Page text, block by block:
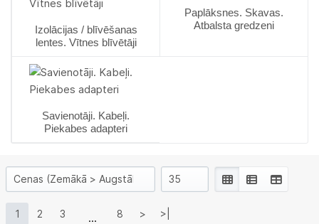
Izolācijas / blīvēšanas
lentes. Vītnes blīvētāji
Paplāksnes. Skavas.
Atbalsta gredzeni
Savienotāji. Kabeļi.
Piekabes adapteri
1 2 3 8 > >|